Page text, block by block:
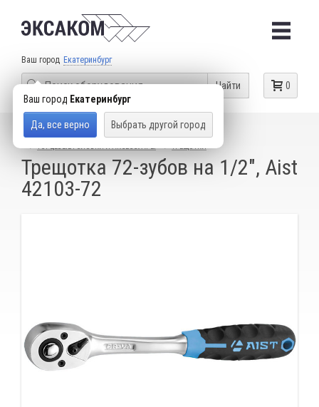
Ваш город Екатеринбург
Ваш город Екатеринбург
Да, все верно Выбрать другой город
0
Найти
КАТАЛОГ ТОВАРОВ
СЛЕСАРНЫЙ ИНСТРУМЕНТ
Трещотка 72-зубов на 1/2", Aist
42103-72